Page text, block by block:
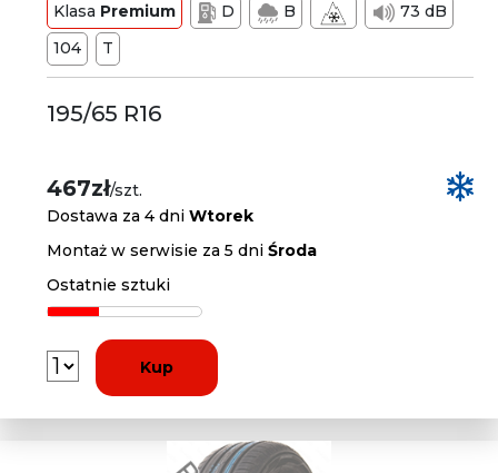
Klasa Premium D B
73 dB
104
T
195/65 R16
467zł/szt.
Dostawa za 4 dniWtorek
Montaż w serwisie za 5 dniŚroda
Ostatnie sztuki
Kup